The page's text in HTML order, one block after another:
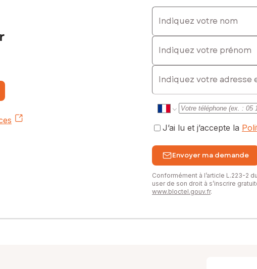
Indiquez votre nom
Indiquez votre prénom
E-mail
J’ai lu et j’accepte la
Envoyer ma demande
Conformément à l’article L.223-2
user de son droit à s’inscrire
www.bloctel.gouv.fr.